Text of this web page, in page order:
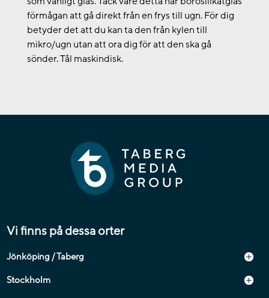
förmågan att gå direkt från en frys till ugn. För dig
betyder det att du kan ta den från kylen till
mikro/ugn utan att ora dig för att den ska gå
sönder. Tål maskindisk.
Vi finns på dessa orter
Jönköping / Taberg
Stockholm